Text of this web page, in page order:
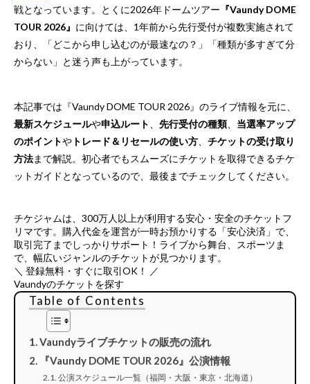
戦となっています。とくに2026年ドームツアー 『Vaundy DOME
TOUR 2026』 に向けては、1年前から先行受付が複数実施されて
おり、「どこから申し込むのが最速なの？」「種類が多すぎて分
からない」と迷う声も上がっています。
本記事では『Vaundy DOME TOUR 2026』のライブ情報を元に、
最新スケジュールや申込ルート 先行受付の種類
当選率アップ
のポイントや トレード＆リセールの使い方
チケットの受け取り
方法まで解説。初心者でもスムーズにチケットを取得できるチケ
ットガイドとなっているので、最後までチェックしてください。
チケジャムは、 300万人以上が利用する安心・安全のチケットフ
リマです。購入代金を運営が一時お預かりする「安心決済」で、
取引完了までしっかりサポート！ライブから舞台、スポーツま
で、幅広いジャンルのチケットが見つかります。
＼ 登録無料・すぐに取引OK！ ／
Vaundyのチケットを探す
Table of Contents
Vaundyライブチケットの販売の流れ
『Vaundy DOME TOUR 2026』公演情報
公演スケジュール一覧（福岡・大阪・東京・北海道）